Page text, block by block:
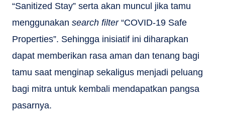
“Sanitized Stay” serta akan muncul jika tamu
menggunakan search filter “COVID-19 Safe
Properties”. Sehingga inisiatif ini diharapkan
dapat memberikan rasa aman dan tenang bagi
tamu saat menginap sekaligus menjadi peluang
bagi mitra untuk kembali mendapatkan pangsa
pasarnya.